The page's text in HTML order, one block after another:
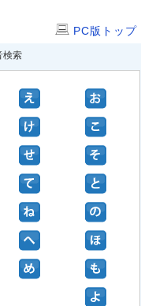
PC版トップ
検索